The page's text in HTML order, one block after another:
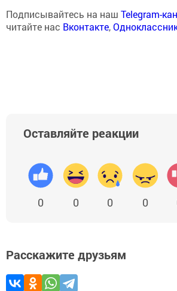
Подписывайтесь на наш Telegram-
читайте нас Вконтакте,
Оставляйте реакции
0 0 0 0
Расскажите друзьям